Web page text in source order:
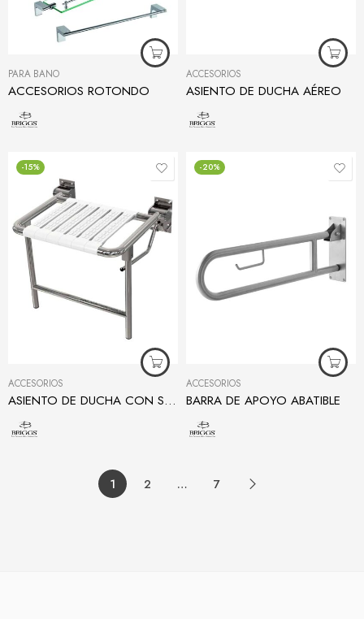
PARA BAÑO
ACCESORIOS ROTONDO
ACCESORIOS
ASIENTO DE DUCHA AÉREO
-15%
ACCESORIOS
ASIENTO DE DUCHA CON SOPORTE
-20%
ACCESORIOS
BARRA DE APOYO ABATIBLE
1 2 … 7